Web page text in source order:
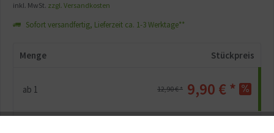
inkl. MwSt. zzgl. Versandkosten
Sofort versandfertig, Lieferzeit ca. 1-3 Werktage**
Menge Stückpreis
ab 1 12,90 € * 9,90 € *